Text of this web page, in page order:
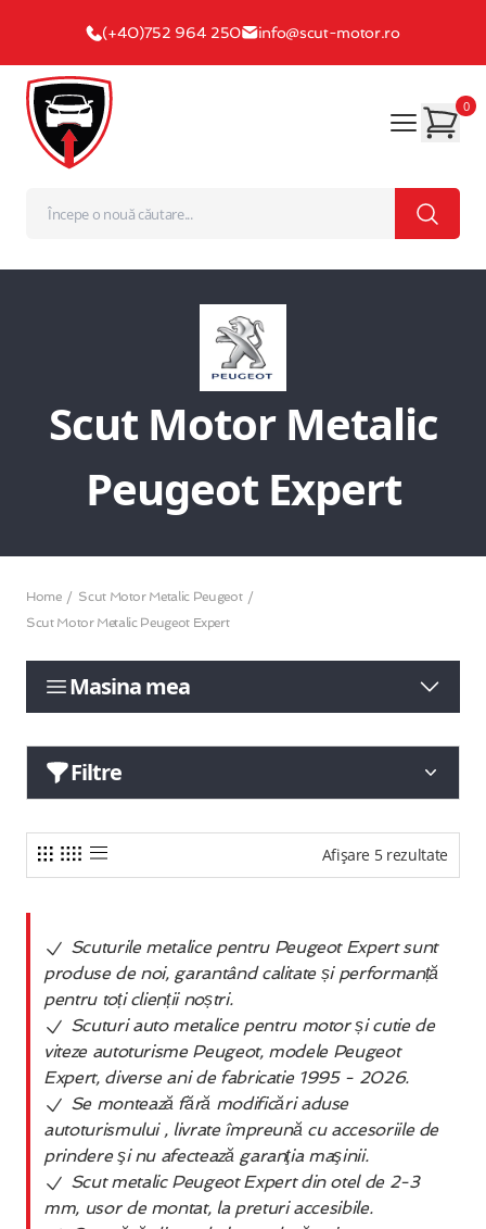
(+40)752 964 250 info@scut-motor.ro
0
Scut Motor Metalic
Peugeot Expert
Home
Scut Motor Metalic Peugeot
Scut Motor Metalic Peugeot Expert
Masina mea
Filtre
Afișare 5 rezultate
Scuturile metalice pentru Peugeot Expert sunt
produse de noi, garantând calitate și performanță
pentru toți clienții noștri.
Scuturi auto metalice pentru motor și cutie de
viteze autoturisme Peugeot, modele Peugeot
Expert, diverse ani de fabricatie 1995 - 2026.
Se montează fără modificări aduse
autoturismului , livrate împreună cu accesoriile de
prindere şi nu afectează garanţia maşinii.
Scut metalic Peugeot Expert din otel de 2-3
mm, usor de montat, la preturi accesibile.